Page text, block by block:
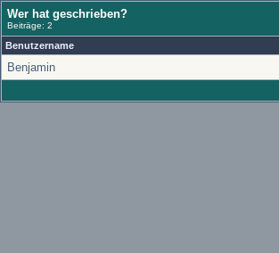
Wer hat geschrieben?
Beiträge: 2
Benutzername
Benjamin